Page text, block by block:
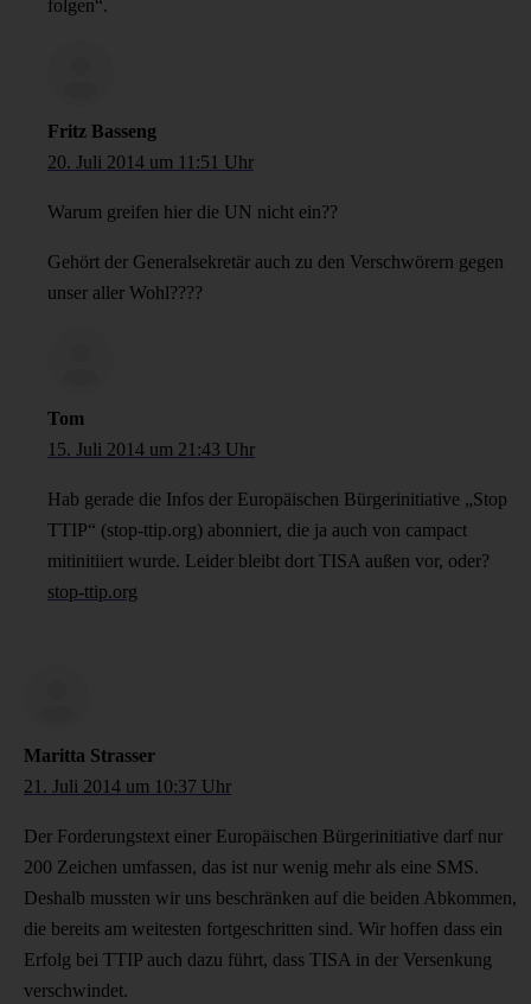
folgen“.
Fritz Basseng
20. Juli 2014 um 11:51 Uhr
Warum greifen hier die UN nicht ein??
Gehört der Generalsekretär auch zu den Verschwörern gegen
unser aller Wohl????
Tom
15. Juli 2014 um 21:43 Uhr
Hab gerade die Infos der Europäischen Bürgerinitiative „Stop
TTIP“ (stop-ttip.org) abonniert, die ja auch von campact
mitinitiiert wurde. Leider bleibt dort TISA außen vor, oder?
stop-ttip.org
Maritta Strasser
21. Juli 2014 um 10:37 Uhr
Der Forderungstext einer Europäischen Bürgerinitiative darf nur
200 Zeichen umfassen, das ist nur wenig mehr als eine SMS.
Deshalb mussten wir uns beschränken auf die beiden Abkommen,
die bereits am weitesten fortgeschritten sind. Wir hoffen dass ein
Erfolg bei TTIP auch dazu führt, dass TISA in der Versenkung
verschwindet.